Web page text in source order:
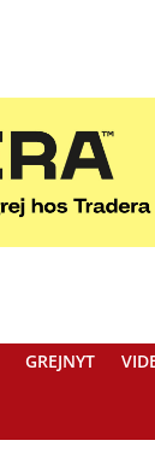
GREJNYT